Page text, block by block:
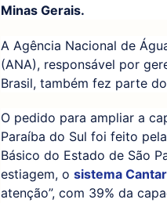
Minas Gerais.
A Agência Nacional de
(ANA), responsável por
Brasil, também fez parte
O pedido para ampliar a
Paraíba do Sul foi feito
Básico do Estado de São
estiagem, o sistema
atenção”, com 39% da